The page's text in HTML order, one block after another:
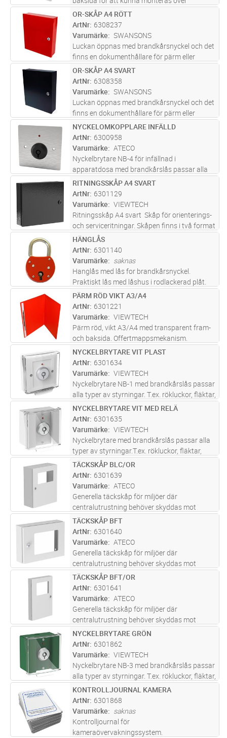
larmknappar mm.
ST Lägg i kundvagn
OR-SKÅP A4 RÖTT
ArtNr 6308237
Varumärke
SWANSONS
Luckan öppnas med brandkårsnyckel och det
finns en dokumenthållare för pärm eller
liknande.
ST Lägg i kundvagn
OR-SKÅP A4 SVART
ArtNr 6308358
Varumärke
SWANSONS
Luckan öppnas med brandkårsnyckel och det
finns en dokumenthållare för pärm eller
liknande.
ST Lägg i kundvagn
NYCKELOMKOPPLARE INFÄLLD
ArtNr 6300958
Varumärke
ATECO
Nyckelbrytare NB-4 för infällnad i
apparatdosa med brandkårslås passar alla
typer av styrningar. T.ex. rökluckor, fläktar,
olika starter, utrymningslarm med mera. NB-4
har en fri växlande kontakt (N
ST Lägg i kundvagn
RITNINGSSKÅP A4 SVART
ArtNr 6301129
Varumärke
VIEWTECH
Ritningsskåp A4 svart Skåp för orienterings-
och serviceritningar. Skåpen finns i två format
för pärmar A4 och A3. Luckan öppnas med
brandkårsnyckel. Skåpen är tillverkade i
stålplåt och finns i fär
ST Lägg i kundvagn
HÄNGLÅS
ArtNr 6301140
Varumärke
saknas
Hanglås med lås for brandkårsnyckel.
Praktiskt lås med låshus i rodlackerad plåt.
ST Lägg i kundvagn
PÄRM RÖD VIKT A3/A4
ArtNr 6301221
Varumärke
VIEWTECH
Pärm röd, vikt A3/A4 med transparent fram-
och baksida. Offertmappsmekanism.
ST Lägg i kundvagn
NYCKELBRYTARE VIT PLAST
ArtNr 6301634
Varumärke
VIEWTECH
Nyckelbrytare NB-1 med brandkårslås passar
alla typer av styrningar. T.ex. rökluckor, fläktar,
olika starter, utrymningslarm med mera. NB-1
har en fri växlande kontakt (NO/NC) och en
lysdiod färdigko...läs mer
ST Lägg i kundvagn
NYCKELBRYTARE VIT MED RELÄ
ArtNr 6301635
Varumärke
VIEWTECH
Nyckelbrytare med brandkårslås passar alla
typer av styrningar.T.ex. rökluckor, fläktar,
olika starter. Den har en fri växlande kontakt
(NO/NC) och en lysdiod färdigkopplade till
plint. Mikrobrytaren...läs mer
ST Lägg i kundvagn
TÄCKSKÅP BLC/OR
ArtNr 6301639
Varumärke
ATECO
Generella täckskåp för miljöer där
centralutrustning behöver skyddas mot
smuts och damm eller åverkan. Skåpet är
försett med lås för brandkårs-nyckel. Dörren
har fönster i genomskinligt akrylglas och
mer
ST Lägg i kundvagn
TÄCKSKÅP BFT
ArtNr 6301640
Varumärke
ATECO
Generella täckskåp för miljöer där
centralutrustning behöver skyddas mot
smuts och damm eller åverkan. Skåpet är
försett med lås för brandkårs-nyckel. Dörren
har fönster i genomskinligt akrylglas och
mer
ST Lägg i kundvagn
TÄCKSKÅP BFT/OR
ArtNr 6301641
Varumärke
ATECO
Generella täckskåp för miljöer där
centralutrustning behöver skyddas mot
smuts och damm eller åverkan. Skåpet är
försett med lås för brandkårs-nyckel. Dörren
har fönster i genomskinligt akrylglas och
mer
ST Lägg i kundvagn
NYCKELBRYTARE GRÖN
ArtNr 6301862
Varumärke
VIEWTECH
Nyckelbrytare NB-3 med brandkårslås passar
alla typer av styrningar. T.ex. rökluckor, fläktar,
olika starter, utrymningslarm med mera. NB-3
har en fri växlande kontakt (NO/NC) och en
lysdiod färdigko...läs mer
ST Lägg i kundvagn
KONTROLLJOURNAL KAMERA
ArtNr 6301868
Varumärke
saknas
Kontrolljournal för
kameraövervakningssystem.